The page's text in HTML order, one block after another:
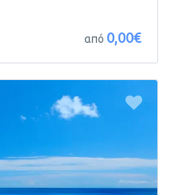
από 0,00€